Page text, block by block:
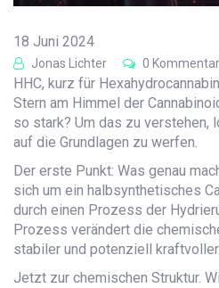
18 Juni 2024
Jonas Lichter 0
HHC, kurz für
Stern am Himmel der
so stark? Um das zu verstehen,
auf die Grundlagen zu werfen.
Der erste Punkt: Was genau
sich um ein halbsynthetisches
durch einen Prozess der
Prozess verändert die
stabiler und potenziell kraftvoller.
Jetzt zur chemischen Struktur.